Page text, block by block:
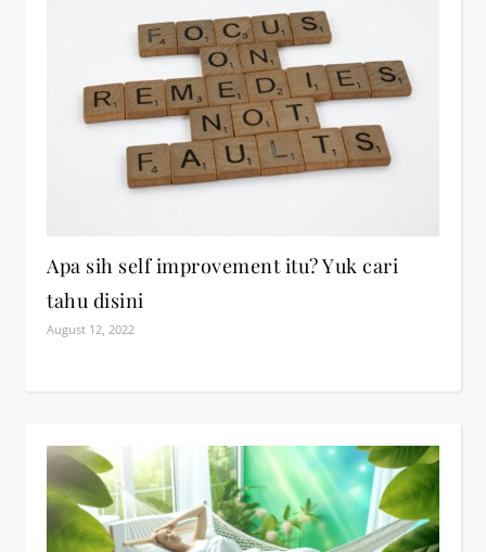
Apa sih self improvement itu? Yuk cari
tahu disini
August 12, 2022